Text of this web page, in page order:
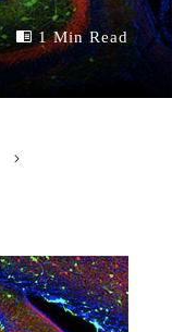
1 Min Read